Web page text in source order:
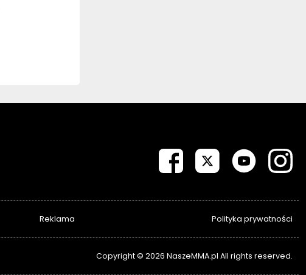
Reklama Polityka prywatności
Copyright © 2026 NaszeMMA.pl All rights reserved.